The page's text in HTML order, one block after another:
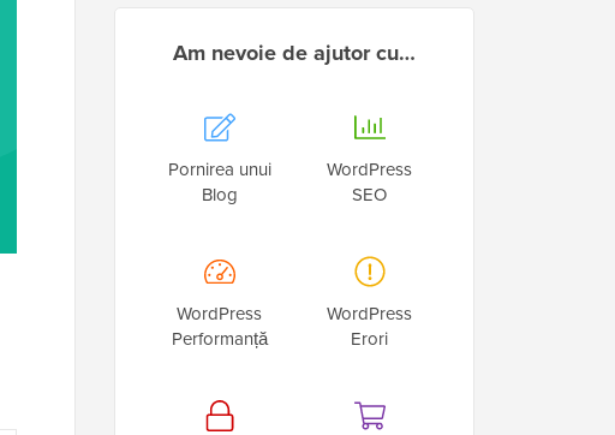
Am nevoie de ajutor cu…
Pornirea unui
Blog
WordPress
SEO
WordPress
Performanță
WordPress
Erori